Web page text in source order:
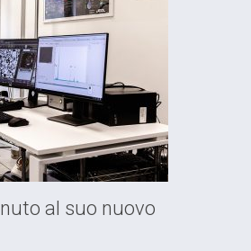
al suo nuovo